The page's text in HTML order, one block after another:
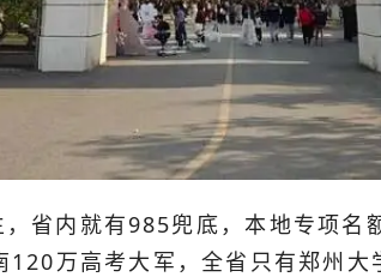
省内就有985兜底，本地专项名
120万高考大军，全省只有郑州大